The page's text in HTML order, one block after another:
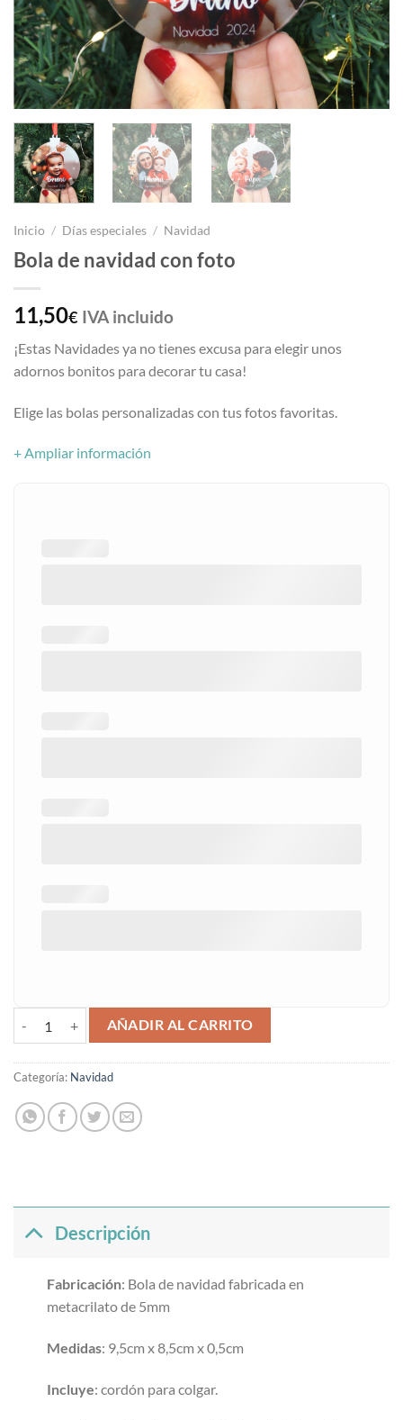
Inicio / Días especiales / Navidad
Bola de navidad con foto
11,50€ IVA incluido
¡Estas Navidades ya no tienes excusa para elegir unos
adornos bonitos para decorar tu casa!
Elige las bolas personalizadas con tus fotos favoritas.
+ Ampliar información
Bola de navidad con foto cantidad
AÑADIR AL CARRITO
Categoría: Navidad
Descripción
Fabricación: Bola de navidad fabricada en
metacrilato de 5mm
Medidas: 9,5cm x 8,5cm x 0,5cm
Incluye: cordón para colgar.